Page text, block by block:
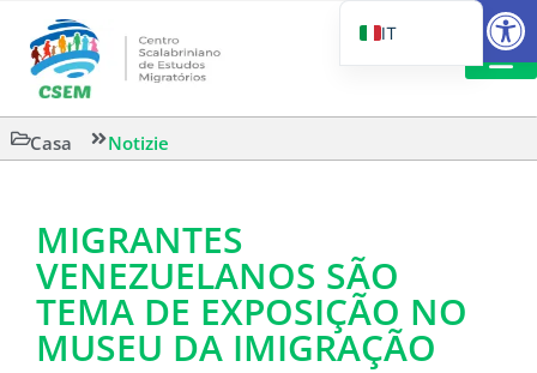
Casa Notizie
MIGRANTES
VENEZUELANOS SÃO
TEMA DE EXPOSIÇÃO NO
MUSEU DA IMIGRAÇÃO
IT
EN